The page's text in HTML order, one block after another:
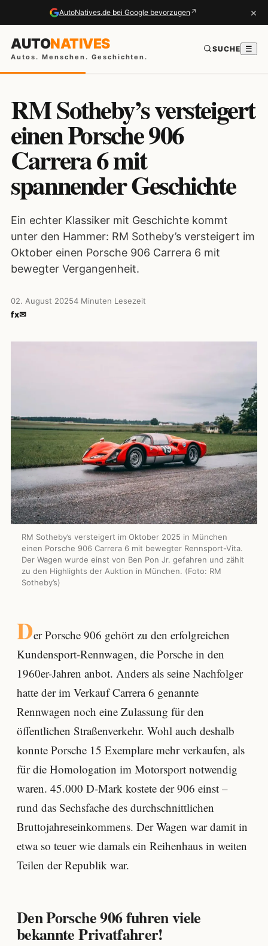
AutoNatives.de bei Google bevorzugen ↗ ×
AUTONATIVES
Autos. Menschen. Geschichten.
SUCHE ☰
RM Sotheby’s versteigert
einen Porsche 906
Carrera 6 mit
spannender Geschichte
Ein echter Klassiker mit Geschichte kommt
unter den Hammer: RM Sotheby’s versteigert im
Oktober einen Porsche 906 Carrera 6 mit
bewegter Vergangenheit.
02. August 20254 Minuten Lesezeit
fx✉
RM Sotheby’s versteigert im Oktober 2025 in München
einen Porsche 906 Carrera 6 mit bewegter Rennsport-Vita.
Der Wagen wurde einst von Ben Pon Jr. gefahren und zählt
zu den Highlights der Auktion in München. (Foto: RM
Sotheby’s)
Der Porsche 906 gehört zu den erfolgreichen
Kundensport-Rennwagen, die Porsche in den
1960er-Jahren anbot. Anders als seine Nachfolger
hatte der im Verkauf Carrera 6 genannte
Rennwagen noch eine Zulassung für den
öffentlichen Straßenverkehr. Wohl auch deshalb
konnte Porsche 15 Exemplare mehr verkaufen, als
für die Homologation im Motorsport notwendig
waren. 45.000 D-Mark kostete der 906 einst –
rund das Sechsfache des durchschnittlichen
Bruttojahreseinkommens. Der Wagen war damit in
etwa so teuer wie damals ein Reihenhaus in weiten
Teilen der Republik war.
Den Porsche 906 fuhren viele
bekannte Privatfahrer!